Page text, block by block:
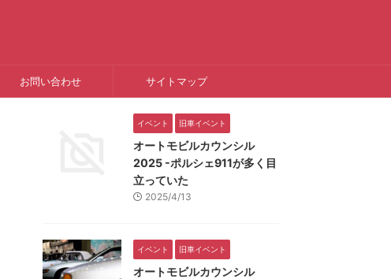
お問い合わせ サイトマップ
イベント 旧車イベント
オートモビルカウンシル
2025 -ポルシェ911が多く目
立っていた
2025/4/13
イベント 旧車イベント
オートモビルカウンシル